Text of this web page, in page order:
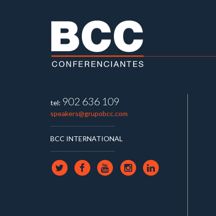
tel: 902 636 109
speakers@grupobcc.com
BCC INTERNATIONAL